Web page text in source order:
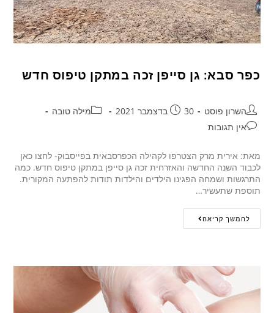
כפר סבא: גן סייפן זכה במתקן טיפוס חדש
השרון פוסט 30 בדצמבר 2021
מילה טובה
אין תגובות
מאת: אירית מרק הצטרפו לקהילה הכפרסבאית בפייסבוק- לחצו כאן
לכבוד השנה החדשה והאזרחית זכה גן סייפן במתקן טיפוס חדש. כמה
התרגשות ושמחה הפגינו הילדים והילדות תודות להפתעה המקורית.
תוספת שתעשיר…
להמשך קריאה